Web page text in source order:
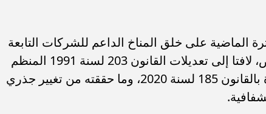
الماضية على خلق المناخ الداعم للشركات التابعة
للتحول إلى العمل بآليات عمل القطاع الخاص، لافتا إلى تعديلات القانون 203 لسنة 1991 المنظم
لعمل شركات قطاع الأعمال العام و الصادرة بالقانون 185 لسنة 2020، وما حققته من تغيير جذري